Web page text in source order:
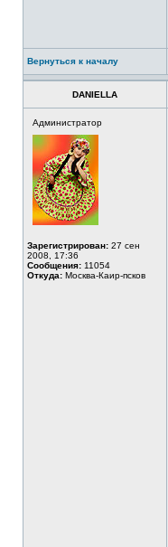
Вернуться к началу
DANIELLA
Администратор
Зарегистрирован: 27 сен
2008, 17:36
Сообщения: 11054
Откуда: Москва-Каир-псков